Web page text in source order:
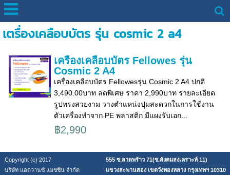
เตรื่องเคลือบบัตร รุ่น cosmic 2 a4
เครื่องเคลือบบัตร Fellowes รุ่น
Cosmic 2 A4
เครื่องเคลือบบัตร Fellowesรุ่น Cosmic 2 A4 ปกติ
3,490.00บาท ลดพิเศษ ราคา 2,990บาท รายละเอียด
รูปทรงสวยงาม วางตำแหน่งปุ่มสะดวกในการใช้งาน
ตัวเครื่องทำจาก PE พลาสติก มีแผงรับเอก...
฿2,990
Copyright (c) 2017
555 ซ.ลาดพร้าว 71(ซ.สังคมสงเคราะห์ 11)
บริษัท แอดวานซ์ แมชชีน จำกัด
แขวงสะพานสอง เขตวังทองหลาง กรุงเทพฯ 10310